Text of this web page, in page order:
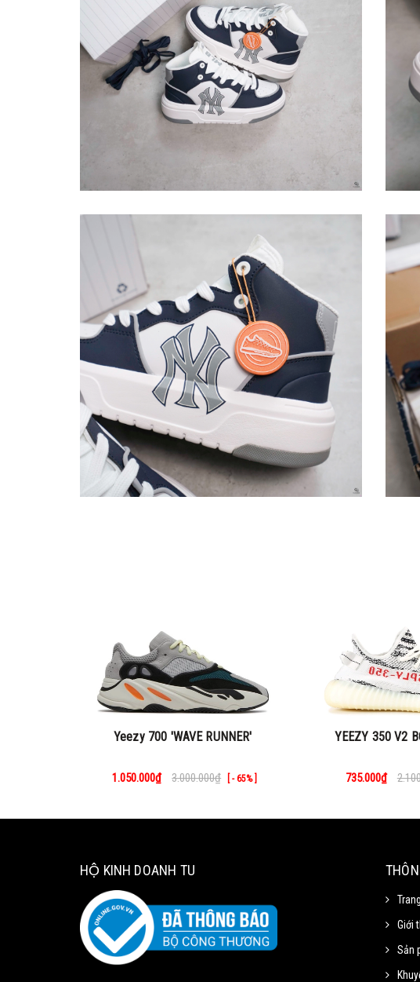
Yeezy 700 'WAVE RUNNER'
1.050.000₫ 3.000.000₫ [ - 65% ]
YEEZY 350 V2
735.000₫
HỘ KINH DOANH TU
Giới
Sản